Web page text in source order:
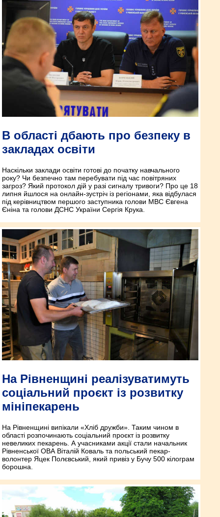
В області дбають про безпеку в
закладах освіти
Наскільки заклади освіти готові до початку навчального
року? Чи безпечно там перебувати під час повітряних
загроз? Який протокол дій у разі сигналу тривоги? Про це 18
липня йшлося на онлайн-зустріч із регіонами, яка відбулася
під керівництвом першого заступника голови МВС Євгена
Єніна та голови ДСНС України Сергія Крука.
На Рівненщині реалізуватимуть
соціальний проєкт із розвитку
мініпекарень
На Рівненщині випікали «Хліб дружби». Таким чином в
області розпочинають соціальний проєкт із розвитку
невеликих пекарень. А учасниками акції стали начальник
Рівненської ОВА Віталій Коваль та польський пекар-
волонтер Яцек Полєвський, який привіз у Бучу 500 кілограм
борошна.